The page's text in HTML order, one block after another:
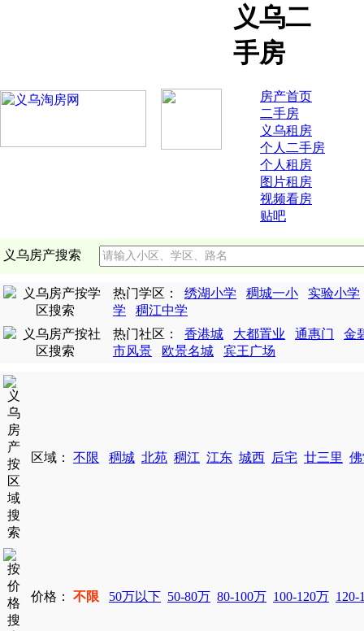
义乌二
手房
房产首页
二手房
义乌租房
个人二手房
个人租房
图片租房
视频看房
贴吧
义乌房产搜索
热门学区： 绣湖小学 稠城一小
实验小学
学
稠江中学
热门社区： 香港城 大都置业 通惠门
金
市风景
欧景名城 宾王广场
区域： 不限 稠城 北苑 稠江 江东 城西 后宅 廿三里
价格： 不限 50万以下 50-80万 80-100万 100-120万 120-